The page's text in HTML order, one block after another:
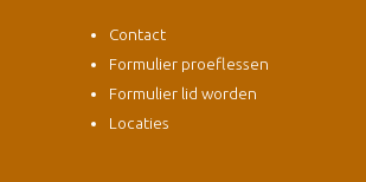
Contact
Formulier proeflessen
Formulier lid worden
Locaties